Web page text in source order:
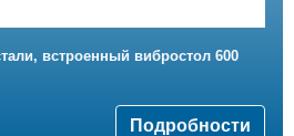
встроенный вибростол 600
Подробности